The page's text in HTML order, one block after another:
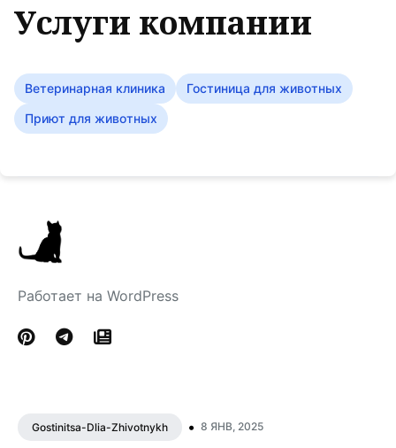
Услуги компании
Ветеринарная клиника
Гостиница для животных
Приют для животных
Работает на WordPress
Gostinitsa-Dlia-Zhivotnykh • 8 ЯНВ, 2025